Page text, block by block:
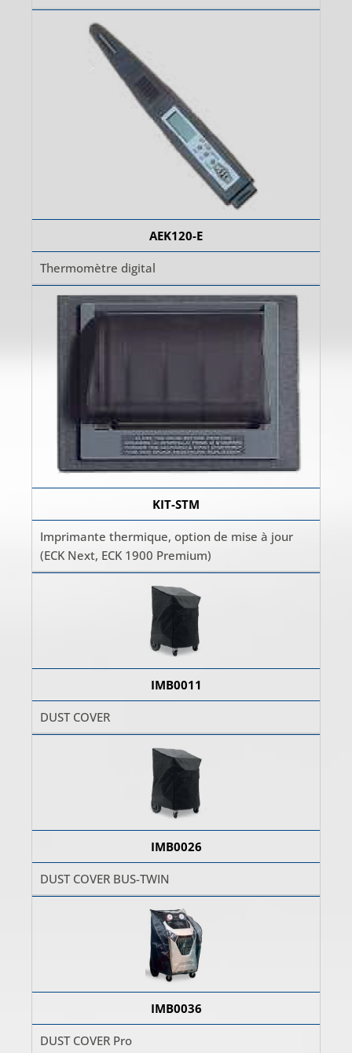
AEK120-E
Thermomètre digital
KIT-STM
Imprimante thermique, option de mise à jour
(ECK Next, ECK 1900 Premium)
IMB0011
DUST COVER
IMB0026
DUST COVER BUS-TWIN
IMB0036
DUST COVER Pro